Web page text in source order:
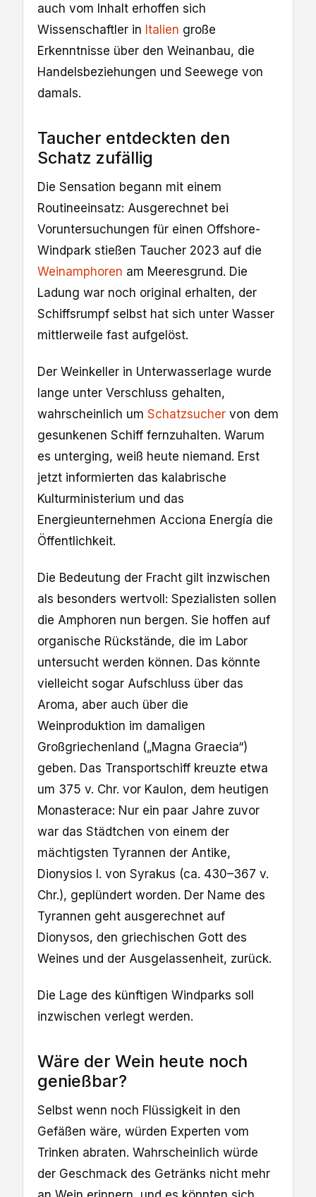
auch vom Inhalt erhoffen sich
Wissenschaftler in Italien große
Erkenntnisse über den Weinanbau, die
Handelsbeziehungen und Seewege von
damals.
Taucher entdeckten den
Schatz zufällig
Die Sensation begann mit einem
Routineeinsatz: Ausgerechnet bei
Voruntersuchungen für einen Offshore-
Windpark stießen Taucher 2023 auf die
Weinamphoren am Meeresgrund. Die
Ladung war noch original erhalten, der
Schiffsrumpf selbst hat sich unter Wasser
mittlerweile fast aufgelöst.
Der Weinkeller in Unterwasserlage wurde
lange unter Verschluss gehalten,
wahrscheinlich um Schatzsucher von dem
gesunkenen Schiff fernzuhalten. Warum
es unterging, weiß heute niemand. Erst
jetzt informierten das kalabrische
Kulturministerium und das
Energieunternehmen Acciona Energía die
Öffentlichkeit.
Die Bedeutung der Fracht gilt inzwischen
als besonders wertvoll: Spezialisten sollen
die Amphoren nun bergen. Sie hoffen auf
organische Rückstände, die im Labor
untersucht werden können. Das könnte
vielleicht sogar Aufschluss über das
Aroma, aber auch über die
Weinproduktion im damaligen
Großgriechenland („Magna Graecia“)
geben. Das Transportschiff kreuzte etwa
um 375 v. Chr. vor Kaulon, dem heutigen
Monasterace: Nur ein paar Jahre zuvor
war das Städtchen von einem der
mächtigsten Tyrannen der Antike,
Dionysios I. von Syrakus (ca. 430–367 v.
Chr.), geplündert worden. Der Name des
Tyrannen geht ausgerechnet auf
Dionysos, den griechischen Gott des
Weines und der Ausgelassenheit, zurück.
Die Lage des künftigen Windparks soll
inzwischen verlegt werden.
Wäre der Wein heute noch
genießbar?
Selbst wenn noch Flüssigkeit in den
Gefäßen wäre, würden Experten vom
Trinken abraten. Wahrscheinlich würde
der Geschmack des Getränks nicht mehr